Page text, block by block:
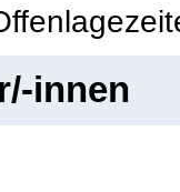
innen